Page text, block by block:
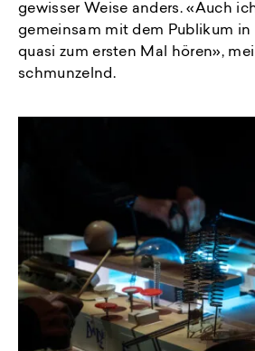
gewisser Weise anders. «Auch
gemeinsam mit dem Publikum in
quasi zum ersten Mal hören»,
schmunzelnd.